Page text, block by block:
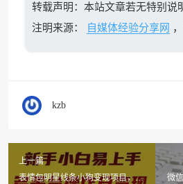
转载声明：本站文章若无特别说
注明来源：
自媒体经验分享网
kzb
上一篇
表情包明星线条小狗变现项目，小
微